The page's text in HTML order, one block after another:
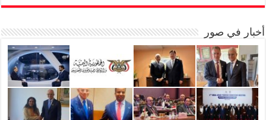
أخبار في صور